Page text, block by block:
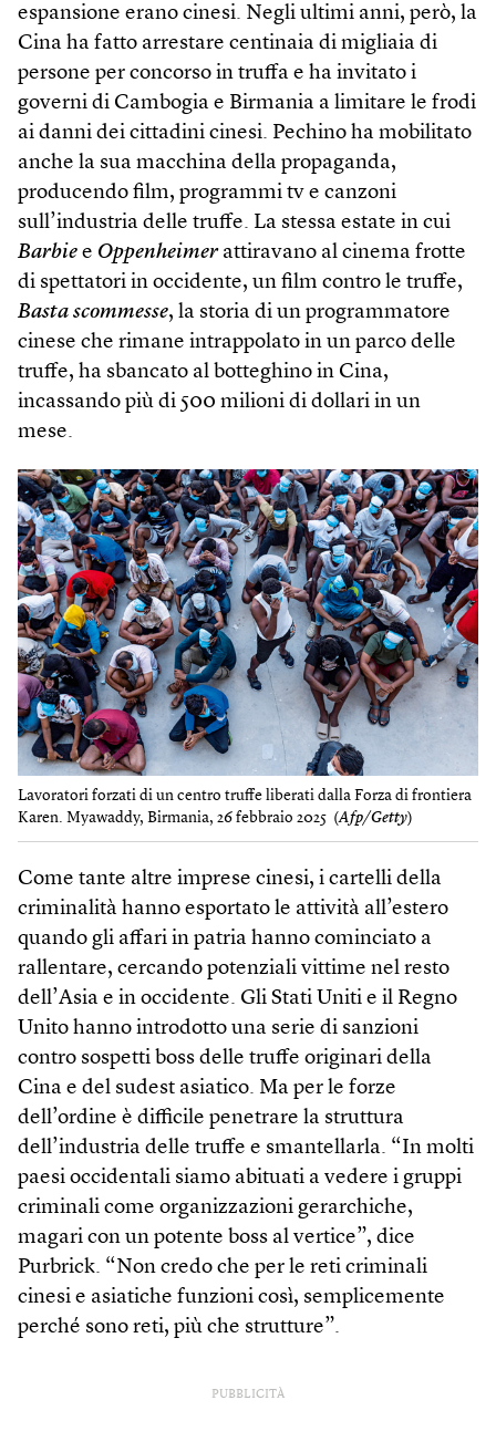
espansione erano cinesi. Negli ultimi anni, però, la
Cina ha fatto arrestare centinaia di migliaia di
persone per concorso in truffa e ha invitato i
governi di Cambogia e Birmania a limitare le frodi
ai danni dei cittadini cinesi. Pechino ha mobilitato
anche la sua macchina della propaganda,
producendo film, programmi tv e canzoni
sull’industria delle truffe. La stessa estate in cui
Barbie e Oppenheimerattiravano al cinema frotte
di spettatori in occidente, un film contro le truffe,
Basta scommesse, la storia di un programmatore
cinese che rimane intrappolato in un parco delle
truffe, ha sbancato al botteghino in Cina,
incassando più di 500 milioni di dollari in un
mese.
Lavoratori forzati di un centro truffe liberati dalla Forza di frontiera
Karen. Myawaddy, Birmania, 26 febbraio 2025 (Afp/Getty)
Come tante altre imprese cinesi, i cartelli della
criminalità hanno esportato le attività all’estero
quando gli affari in patria hanno cominciato a
rallentare, cercando potenziali vittime nel resto
dell’Asia e in occidente. Gli Stati Uniti e il Regno
Unito hanno introdotto una serie di sanzioni
contro sospetti boss delle truffe originari della
Cina e del sudest asiatico. Ma per le forze
dell’ordine è difficile penetrare la struttura
dell’industria delle truffe e smantellarla. “In molti
paesi occidentali siamo abituati a vedere i gruppi
criminali come organizzazioni gerarchiche,
magari con un potente boss al vertice”, dice
Purbrick. “Non credo che per le reti criminali
cinesi e asiatiche funzioni così, semplicemente
perché sono reti, più che strutture”.
PUBBLICITÀ